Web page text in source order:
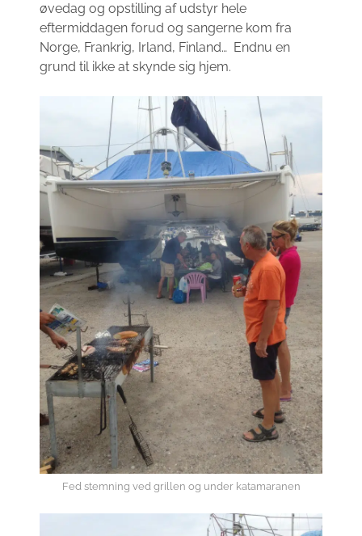
øvedag og opstilling af udstyr hele
eftermiddagen forud og sangerne kom fra
Norge, Frankrig, Irland, Finland… Endnu en
grund til ikke at skynde sig hjem.
Fed stemning ved grillen og under katamaranen